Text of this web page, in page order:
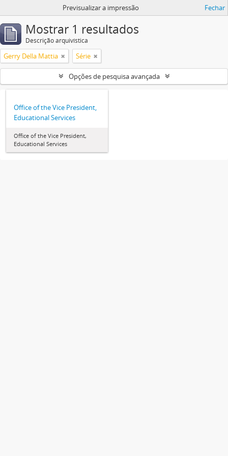
Previsualizar a impressão Fechar
Mostrar 1 resultados
Descrição arquivística
Gerry Della Mattia Série
Opções de pesquisa avançada
Office of the Vice President,
Educational Services
Office of the Vice President,
Educational Services